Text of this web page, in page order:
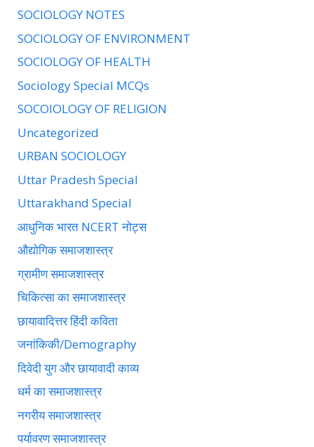
SOCIOLOGY NOTES
SOCIOLOGY OF ENVIRONMENT
SOCIOLOGY OF HEALTH
Sociology Special MCQs
SOCOIOLOGY OF RELIGION
Uncategorized
URBAN SOCIOLOGY
Uttar Pradesh Special
Uttarakhand Special
आधुनिक भारत NCERT नोट्स
औद्योगिक समाजशास्त्र
ग्रामीण समाजशास्त्र
चिकित्सा का समाजशास्त्र
छायावादित्तर हिंदी कविता
जनांकिकी/Demography
दिवेदी युग और छायावादी काव्य
धर्म का समाजशास्त्र
नगरीय समाजशास्त्र
पर्यावरण समाजशास्त्र